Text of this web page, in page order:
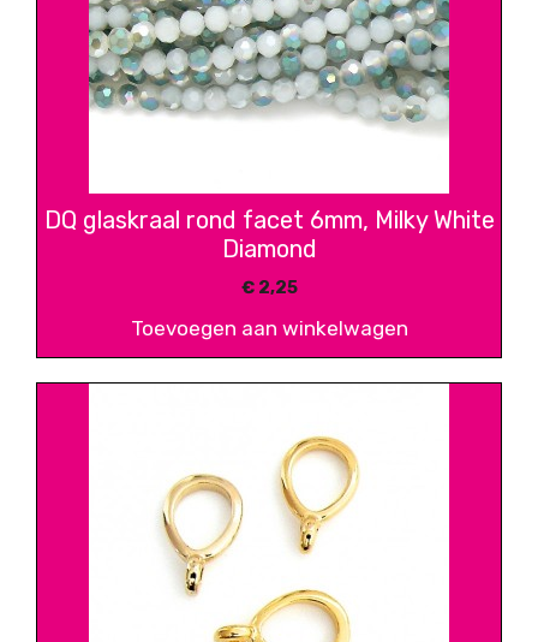
DQ glaskraal rond facet 6mm, Milky White
Diamond
€2,25
Toevoegen aan winkelwagen